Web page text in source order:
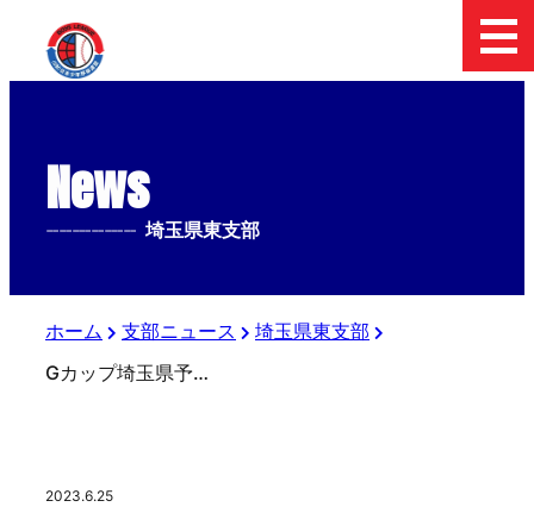
News
-------------- 埼玉県東支部
ホーム 支部ニュース
埼玉県東支部
Gカップ埼玉県予選決定戦
2023.6.25